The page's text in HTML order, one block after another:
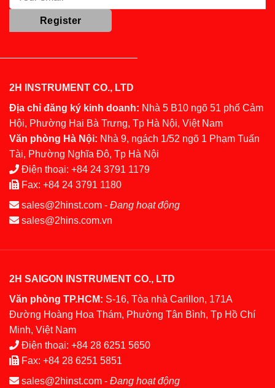
2H INSTRUMENT CO., LTD
Địa chỉ đăng ký kinh doanh: Nhà 5 B10 ngõ 51 phố Cảm
Hội, Phường Hai Bà Trưng, Tp Hà Nội, Việt Nam
Văn phòng Hà Nội: Nhà 9, ngách 1/52 ngõ 1 Phạm Tuấn
Tài, Phường Nghĩa Đô, Tp Hà Nội
Điện thoại: +84 24 3791 1179
Fax: +84 24 3791 1180
sales@2hinst.com - Đang hoạt động
sales@2hins.com.vn
2H SAIGON INSTRUMENT CO., LTD
Văn phòng TP.HCM: S-16, Tòa nhà Carillon, 171A
Đường Hoàng Hoa Thám, Phường Tân Bình, Tp Hồ Chí
Minh, Việt Nam
Điện thoại: +84 28 6251 5650
Fax: +84 28 6251 5851
sales@2hinst.com - Đang hoạt động